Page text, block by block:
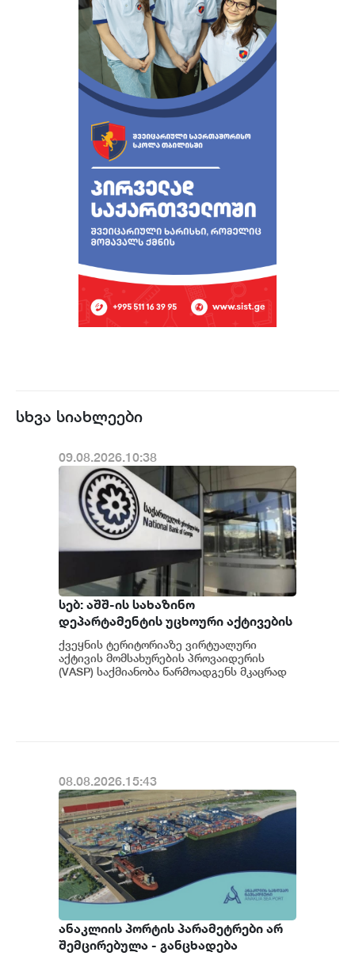
სხვა სიახლეები
09.08.2026.10:38
სებ: აშშ-ის სახაზინო
დეპარტამენტის უცხოური აქტივების
კონტროლის ოფისის (OFAC) მიერ
სანქცირებული პირი არ
წარმოადგენს საქართველოს
ქვეყნის ტერიტორიაზე ვირტუალური
აქტივის მომსახურების პროვაიდერის
(VASP) საქმიანობა წარმოადგენს მკაცრად
08.08.2026.15:43
ანაკლიის პორტის პარამეტრები არ
შემცირებულა - განცხადება